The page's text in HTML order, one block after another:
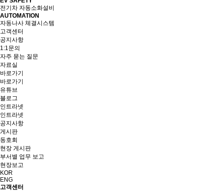
전기차 자동소화설비
AUTOMATION
자동나사 체결시스템
고객센터
공지사항
1:1문의
자주 묻는 질문
자료실
바로가기
바로가기
유튜브
블로그
인트라넷
인트라넷
공지사항
게시판
동호회
현장 게시판
부서별 업무 보고
현장보고
KOR
ENG
고객센터